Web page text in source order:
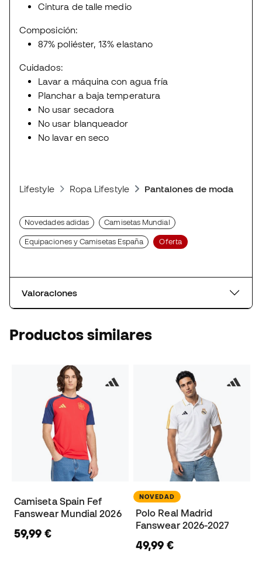
Cintura de talle medio
Composición:
87% poliéster, 13% elastano
Cuidados:
Lavar a máquina con agua fría
Planchar a baja temperatura
No usar secadora
No usar blanqueador
No lavar en seco
Lifestyle Ropa Lifestyle Pantalones de moda
Novedades adidas Camisetas Mundial
Equipaciones y Camisetas España Oferta
Valoraciones
Productos similares
Camiseta Spain Fef
Fanswear Mundial 2026
59,99 €
NOVEDAD
Polo Real Madrid
Fanswear 2026-2027
49,99 €